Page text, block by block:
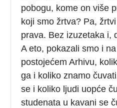
pobogu, kome on više
koji smo žrtva? Pa,
prava. Bez izuzetaka i,
A eto, pokazali smo i
postojećem Arhivu,
ga i koliko znamo
se i koliko ljudi uopće
studenata u kavani se